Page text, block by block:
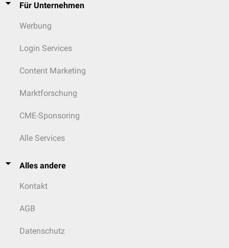
Für Unternehmen
Werbung
Login Services
Content Marketing
Marktforschung
CME-Sponsoring
Alle Services
Alles andere
Kontakt
AGB
Datenschutz